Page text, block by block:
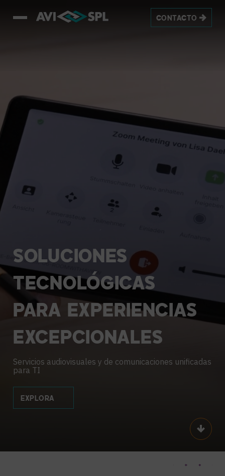
CONTACTO
SOLUCIONES
TECNOLÓGICAS
PARA EXPERIENCIAS
EXCEPCIONALES
Servicios audiovisuales y de comunicaciones unificadas
para TI
EXPLORA
Scroll